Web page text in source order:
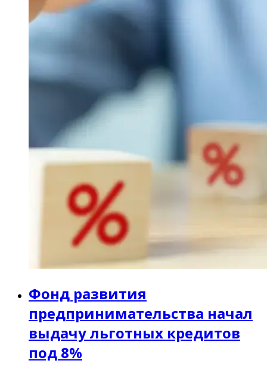
Фонд развития
предпринимательства начал
выдачу льготных кредитов
под 8%